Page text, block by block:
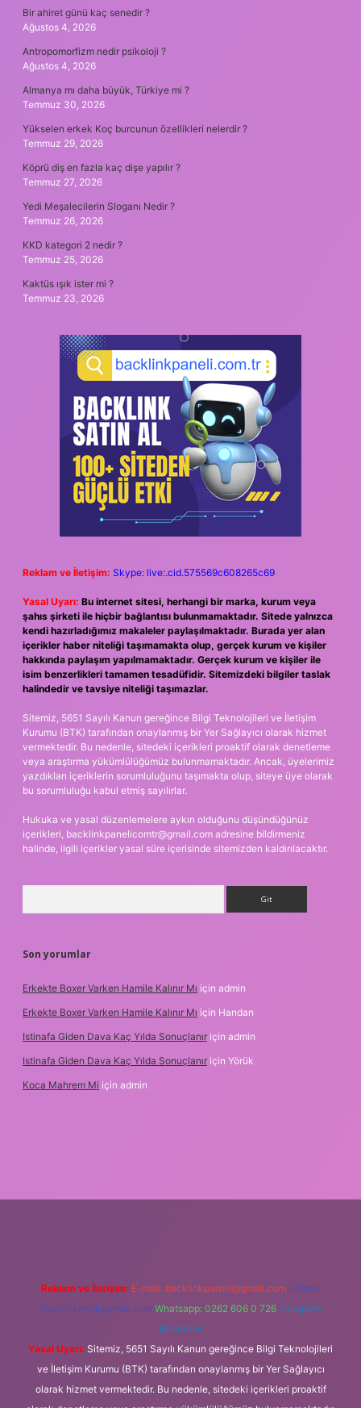
Bir ahiret günü kaç senedir ?
Ağustos 4, 2026
Antropomorfizm nedir psikoloji ?
Ağustos 4, 2026
Almanya mı daha büyük, Türkiye mi ?
Temmuz 30, 2026
Yükselen erkek Koç burcunun özellikleri nelerdir ?
Temmuz 29, 2026
Köprü diş en fazla kaç dişe yapılır ?
Temmuz 27, 2026
Yedi Meşalecilerin Sloganı Nedir ?
Temmuz 26, 2026
KKD kategori 2 nedir ?
Temmuz 25, 2026
Kaktüs ışık ister mi ?
Temmuz 23, 2026
Reklam ve İletişim: Skype: live:.cid.575569c608265c69
Yasal Uyarı: Bu internet sitesi, herhangi bir marka, kurum veya
şahıs şirketi ile hiçbir bağlantısı bulunmamaktadır. Sitede yalnızca
kendi hazırladığımız makaleler paylaşılmaktadır. Burada yer alan
içerikler haber niteliği taşımamakta olup, gerçek kurum ve kişiler
hakkında paylaşım yapılmamaktadır. Gerçek kurum ve kişiler ile
isim benzerlikleri tamamen tesadüfidir. Sitemizdeki bilgiler taslak
halindedir ve tavsiye niteliği taşımazlar.
Sitemiz, 5651 Sayılı Kanun gereğince Bilgi Teknolojileri ve İletişim
Kurumu (BTK) tarafından onaylanmış bir Yer Sağlayıcı olarak hizmet
vermektedir. Bu nedenle, sitedeki içerikleri proaktif olarak denetleme
veya araştırma yükümlülüğümüz bulunmamaktadır. Ancak, üyelerimiz
yazdıkları içeriklerin sorumluluğunu taşımakta olup, siteye üye olarak
bu sorumluluğu kabul etmiş sayılırlar.
Hukuka ve yasal düzenlemelere aykırı olduğunu düşündüğünüz
içerikleri, backlinkpanelicomtr@gmail.com adresine bildirmeniz
halinde, ilgili içerikler yasal süre içerisinde sitemizden kaldırılacaktır.
Son yorumlar
Erkekte Boxer Varken Hamile Kalınır Mı için admin
Erkekte Boxer Varken Hamile Kalınır Mı için Handan
Istinafa Giden Dava Kaç Yılda Sonuçlanır için admin
Istinafa Giden Dava Kaç Yılda Sonuçlanır için Yörük
Koca Mahrem Mi için admin
Reklam ve İletişim: E-mail: backlinkpaneli@gmail.com Teams:
forumhizmeti@gmail.com Whatsapp: 0262 606 0 726 Telegram:
@karabul
Yasal Uyarı: Sitemiz, 5651 Sayılı Kanun gereğince Bilgi Teknolojileri
ve İletişim Kurumu (BTK) tarafından onaylanmış bir Yer Sağlayıcı
olarak hizmet vermektedir. Bu nedenle, sitedeki içerikleri proaktif